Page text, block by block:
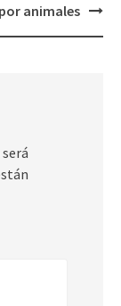
por animales